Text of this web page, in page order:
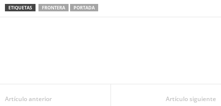
ETIQUETAS FRONTERA PORTADA
Artículo anterior Artículo siguiente